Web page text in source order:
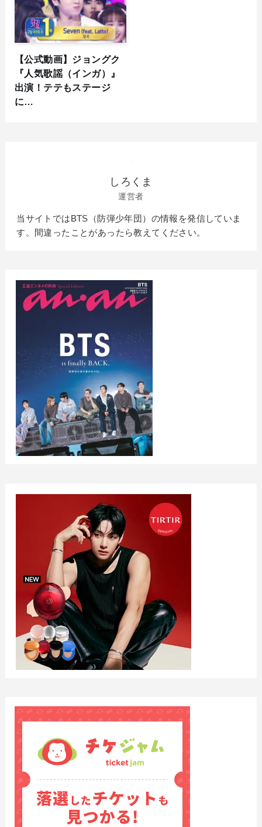
【公式動画】ジョングク
『人気歌謡（インガ）』
出演！テテもステージ
に…
しろくま
運営者
当サイトではBTS（防弾少年団）の情報を発信していま
す。間違ったことがあったら教えてください。